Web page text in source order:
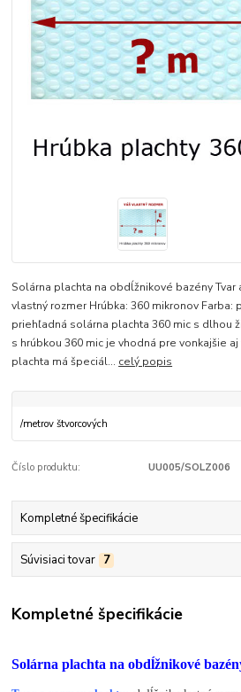
Solárna plachta na obdĺžnikové bazény
vlastný rozmer Hrúbka: 360 mikronov Farba:
priehľadná solárna plachta 360 mic s dlhou
s hrúbkou 360 mic je vhodná pre vonkajšie
plachta má špeciál... celý popis
/metrov štvorcových
Číslo produktu: UU005/SOLZ006
Kompletné špecifikácie
Súvisiaci tovar 7
Kompletné špecifikácie
Solárna plachta na obdĺžnikové